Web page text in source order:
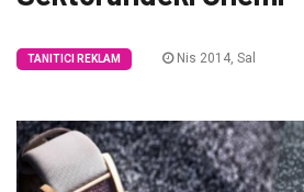
TANITICI REKLAM Nis 2014, Sal